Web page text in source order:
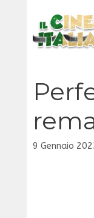
contenuto
9 Gennaio